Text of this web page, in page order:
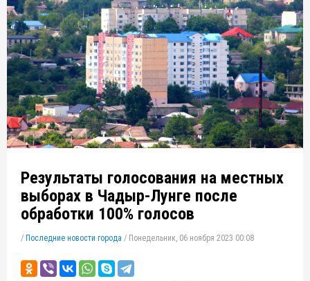
Результаты голосования на местных
выборах в Чадыр-Лунге после
обработки 100% голосов
/ Последние новости города / Понедельник, 06 ноября 2023 00:08